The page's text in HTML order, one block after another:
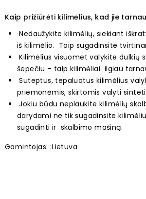
Kaip prižiūrėti kilimėlius, kad jie
Nedaužykite kilimėlių, siekiant
iš kilimėlio. Taip sugadinsite
Kilimėlius visuomet valykite dulkių
šepečiu – taip kilimėliai ilgiau
Suteptus, tepaluotus kilimėlius
priemonėmis, skirtomis valyti
Jokiu būdu neplaukite kilimėlių
darydami ne tik sugadinsite
sugadinti ir skalbimo mašiną.
Gamintojas: :Lietuva